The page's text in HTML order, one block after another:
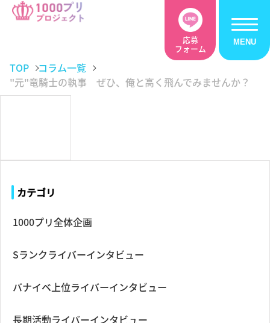
応募
フォーム
TOP
コラム一覧
"元"竜騎士の執事 ぜひ、俺と高く飛んでみませんか？
カテゴリ
1000プリ全体企画
Sランクライバーインタビュー
バナイベ上位ライバーインタビュー
長期活動ライバーインタビュー